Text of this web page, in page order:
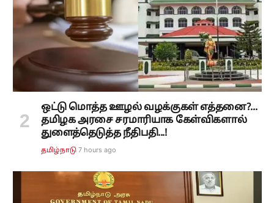
ஒட்டு மொத்த ஊழல் வழக்குகள் எத்தனை?...
தமிழக அரசை சரமாரியாக கேள்விகளால்
துளைத்தெடுத்த நீதிபதி...!
தமிழ்நாடு 7 hours ago